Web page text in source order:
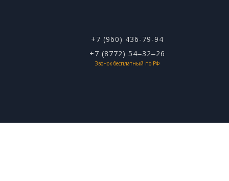
+7 (960) 436-79-94
+7 (8772) 54‒32‒26
Звонок бесплатный по РФ